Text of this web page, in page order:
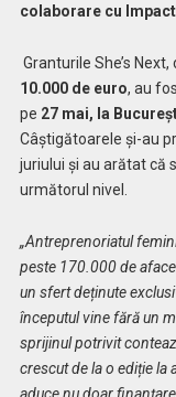
colaborare cu
Granturile She’s Next,
10.000 de euro, au
pe 27 mai, la
Câștigătoarele și-au
juriului și au arătat că
următorul nivel.
„Antreprenoriatul
peste 170.000 de
un sfert deținute
începutul vine fără un
sprijinul potrivit
crescut de la o ediție la
aduce nu doar